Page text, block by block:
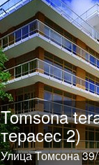
Tomsona
терасес 2)
Улица Томсона